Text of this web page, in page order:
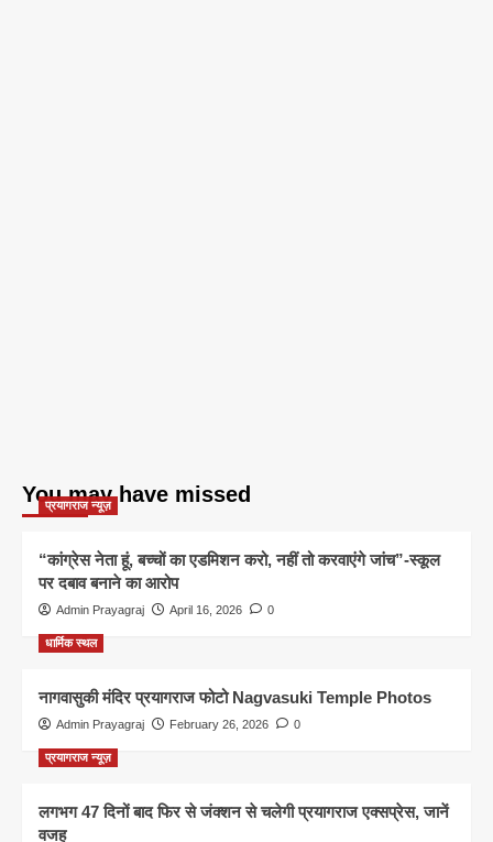
You may have missed
प्रयागराज न्यूज़
“कांग्रेस नेता हूं, बच्चों का एडमिशन करो, नहीं तो करवाएंगे जांच”-स्कूल
पर दबाव बनाने का आरोप
Admin Prayagraj April 16, 2026 0
धार्मिक स्थल
नागवासुकी मंदिर प्रयागराज फोटो Nagvasuki Temple Photos
Admin Prayagraj February 26, 2026 0
प्रयागराज न्यूज़
लगभग 47 दिनों बाद फिर से जंक्शन से चलेगी प्रयागराज एक्सप्रेस, जानें
वजह